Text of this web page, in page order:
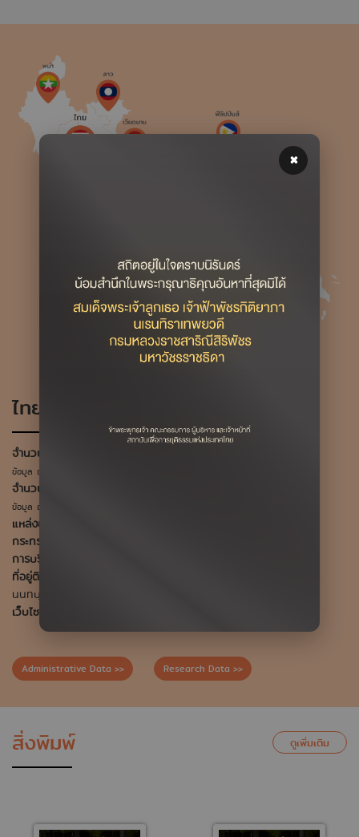
ไทย
จำนวนผู้ต้องขังทั้งสิ้น
ข้อมูล ณ กุมภาพันธ์ 2569
จำนวนเรือนจำ
ข้อมูล ณ
แหล่งข้อมูล
กระทรวง
การบริหารเรือนจำ
ที่อยู่ติดต่อ
นนทบุรี 11000
เว็บไซต์
Administrative Data >> Research Data >>
สิ่งพิมพ์ ดูเพิ่มเติม
×